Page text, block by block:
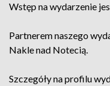
Wstęp na wydarzenie
Partnerem naszego
Nakle nad Notecią.
Szczegóły na profilu